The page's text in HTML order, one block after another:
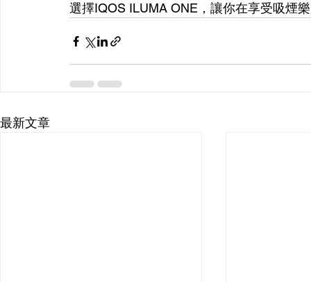
選擇IQOS ILUMA ONE，讓你在享受吸煙
最新文章